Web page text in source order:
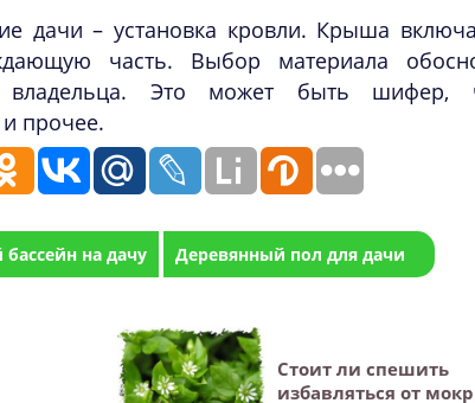
дачи – установка кровли. Крыша
часть. Выбор материала
владельца. Это может быть шифер,
прочее.
на дачу Деревянный пол для дачи
Стоит ли спешить
избавляться от